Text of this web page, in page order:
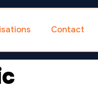
Contact